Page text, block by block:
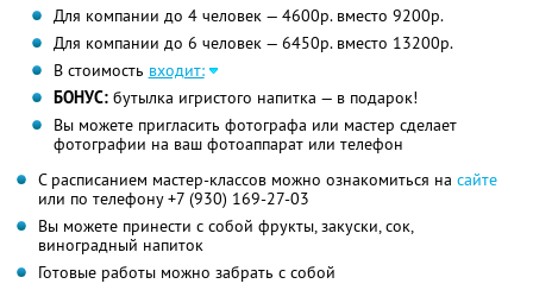
Для компании до 4 человек — 4600р. вместо 9200р.
Для компании до 6 человек — 6450р. вместо 13200р.
В стоимость входит:
БОНУС:бутылка игристого напитка — в подарок!
Вы можете пригласить фотографа или мастер сделает
фотографии на ваш фотоаппарат или телефон
С расписанием мастер-классов можно ознакомиться на сайте
или по телефону+7 (930) 169-27-03
Вы можете принести с собой фрукты, закуски, сок,
виноградный напиток
Готовые работы можно забрать с собой